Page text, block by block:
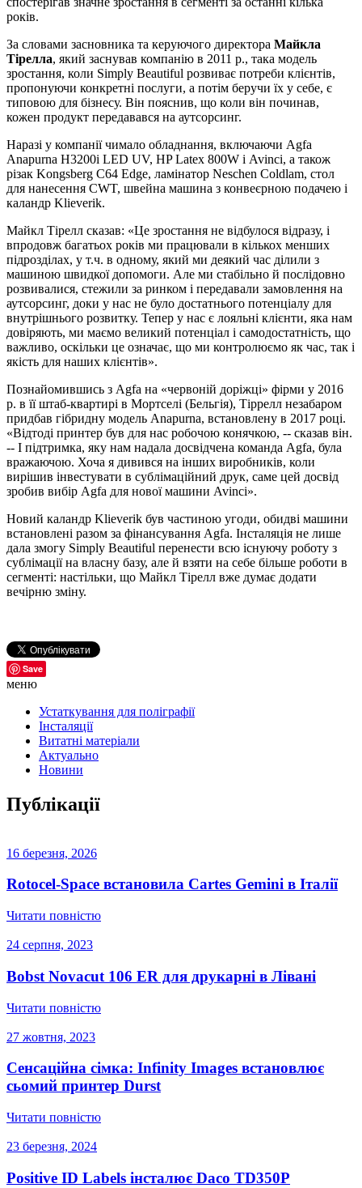
років.
За словами засновника та керуючого директора Майкла
Тірелла, який заснував компанію в 2011 р., така модель
зростання, коли Simply Beautiful розвиває потреби клієнтів,
пропонуючи конкретні послуги, а потім беручи їх у себе, є
типовою для бізнесу. Він пояснив, що коли він починав,
кожен продукт передавався на аутсорсинг.
Наразі у компанії чимало обладнання, включаючи Agfa
Anapurna H3200i LED UV, HP Latex 800W і Avinci, а також
різак Kongsberg C64 Edge, ламінатор Neschen Coldlam, стол
для нанесення CWT, швейна машина з конвеєрною подачею і
каландр Klieverik.
Майкл Тірелл сказав: «Це зростання не відбулося відразу, і
впродовж багатьох років ми працювали в кількох менших
підрозділах, у т.ч. в одному, який ми деякий час ділили з
машиною швидкої допомоги. Але ми стабільно й послідовно
розвивалися, стежили за ринком і передавали замовлення на
аутсорсинг, доки у нас не було достатнього потенціалу для
внутрішнього розвитку. Тепер у нас є лояльні клієнти, яка нам
довіряють, ми маємо великий потенціал і самодостатність, що
важливо, оскільки це означає, що ми контролюємо як час, так і
якість для наших клієнтів».
Познайомившись з Agfa на «червоній доріжці» фірми у 2016
р. в її штаб-квартирі в Мортселі (Бельгія), Тіррелл незабаром
придбав гібридну модель Anapurna, встановлену в 2017 році.
«Відтоді принтер був для нас робочою конячкою, -- сказав він.
-- І підтримка, яку нам надала досвідчена команда Agfa, була
вражаючою. Хоча я дивився на інших виробників, коли
вирішив інвестувати в сублімаційний друк, саме цей досвід
зробив вибір Agfa для нової машини Avinci».
Новий каландр Klieverik був частиною угоди, обидві машини
встановлені разом за фінансування Agfa. Інсталяція не лише
дала змогу Simply Beautiful перенести всю існуючу роботу з
сублімації на власну базу, але й взяти на себе більше роботи в
сегменті: настільки, що Майкл Тірелл вже думає додати
вечірню зміну.
Save
меню
Устаткування для поліграфії
Інсталяції
Витатні матеріали
Актуально
Новини
Публікації
16 березня, 2026
Rotocel-Space встановила Cartes Gemini в Італії
Читати повністю
24 серпня, 2023
Bobst Novacut 106 ER для друкарні в Лівані
Читати повністю
27 жовтня, 2023
Сенсаційна сімка: Infinity Images встановлює
сьомий принтер Durst
Читати повністю
23 березня, 2024
Positive ID Labels інсталює Daco TD350P